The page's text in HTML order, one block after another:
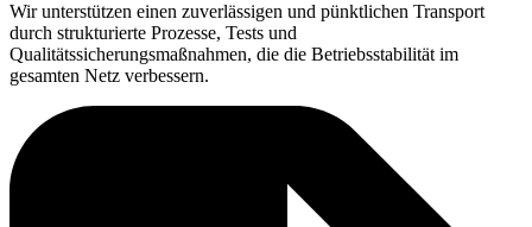
Wir unterstützen einen zuverlässigen und pünktlichen Transport
durch strukturierte Prozesse, Tests und
Qualitätssicherungsmaßnahmen, die die Betriebsstabilität im
gesamten Netz verbessern.